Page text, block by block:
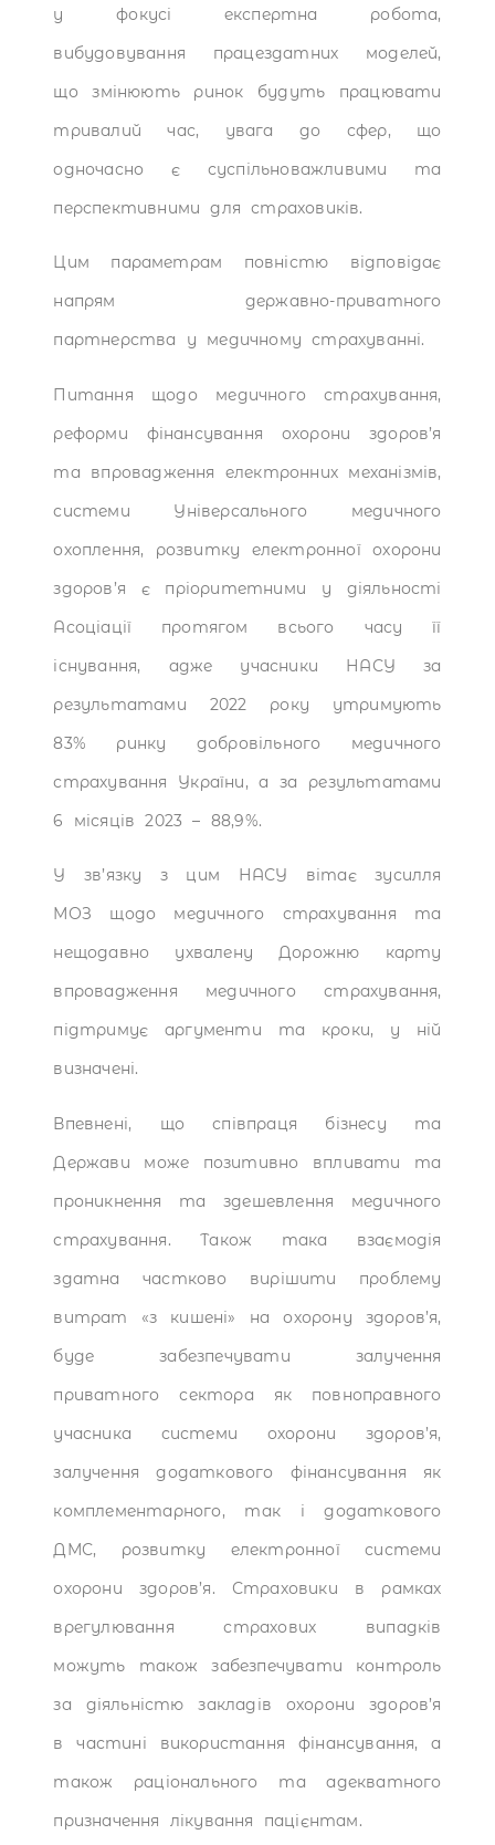
у фокусі експертна робота,
вибудовування працездатних моделей,
що змінюють ринок будуть працювати
тривалий час, увага до сфер, що
одночасно є суспільноважливими та
перспективними для страховиків.
Цим параметрам повністю відповідає
напрям державно-приватного
партнерства у медичному страхуванні.
Питання щодо медичного страхування,
реформи фінансування охорони здоров’я
та впровадження електронних механізмів,
системи Універсального медичного
охоплення, розвитку електронної охорони
здоров’я є пріоритетними у діяльності
Асоціації протягом всього часу її
існування, адже учасники НАСУ за
результатами 2022 року утримують
83% ринку добровільного медичного
страхування України, а за результатами
6 місяців 2023 – 88,9%.
У зв’язку з цим НАСУ вітає зусилля
МОЗ щодо медичного страхування та
нещодавно ухвалену Дорожню карту
впровадження медичного страхування,
підтримує аргументи та кроки, у ній
визначені.
Впевнені, що співпраця бізнесу та
Держави може позитивно впливати та
проникнення та здешевлення медичного
страхування. Також така взаємодія
здатна частково вирішити проблему
витрат «з кишені» на охорону здоров’я,
буде забезпечувати залучення
приватного сектора як повноправного
учасника системи охорони здоров’я,
залучення додаткового фінансування як
комплементарного, так і додаткового
ДМС, розвитку електронної системи
охорони здоров’я. Страховики в рамках
врегулювання страхових випадків
можуть також забезпечувати контроль
за діяльністю закладів охорони здоров’я
в частині використання фінансування, а
також раціонального та адекватного
призначення лікування пацієнтам.